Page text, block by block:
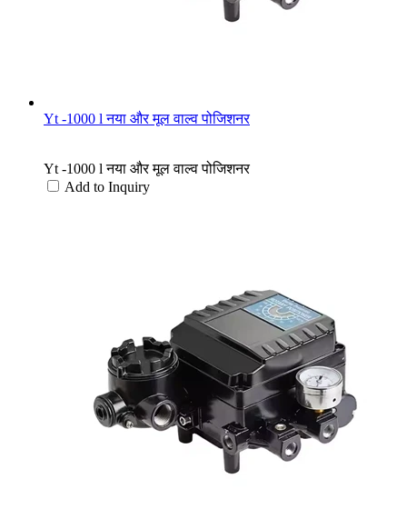
Yt -1000 l नया और मूल वाल्व पोजिशनर
Yt -1000 l नया और मूल वाल्व पोजिशनर
Add to Inquiry